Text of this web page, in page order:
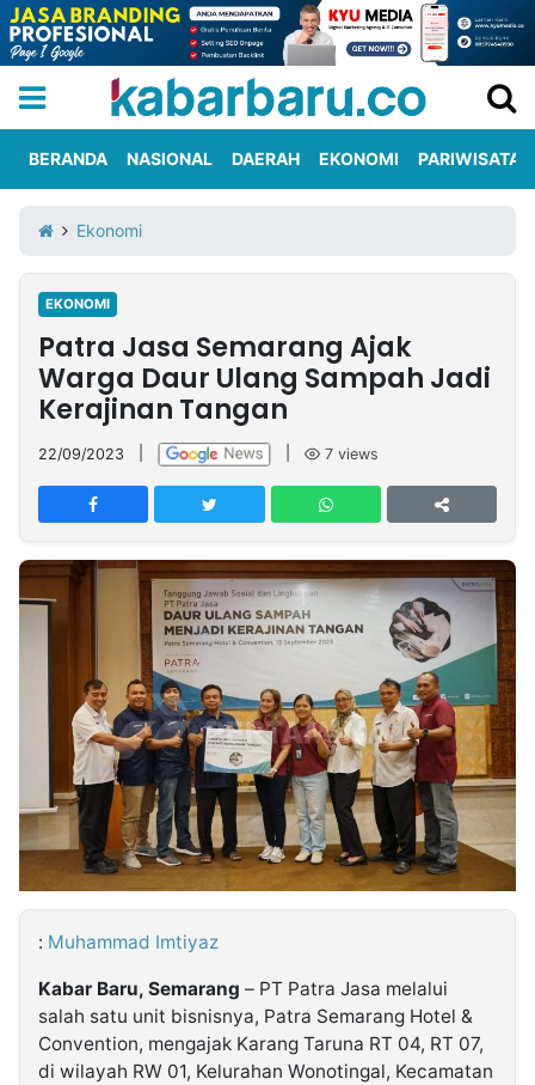
Iklan
Berita
Kami
Nasional
International
Olahraga
Entertainment
Daerah
Pariwisata
Kuliner
Kolom
Network
PT
TREETAN
INDONESIA
NTB
Time
Jogja
Rakyat
Idealita
News
Notice
Dinamikapost.com
Baru
Seedbacklink
Kabarbaru
BERANDA NASIONAL DAERAH EKONOMI PARIWISATA
Ekonomi
EKONOMI
Patra Jasa Semarang Ajak
Warga Daur Ulang Sampah Jadi
Kerajinan Tangan
22/09/2023 7 views
: Muhammad Imtiyaz
Kabar Baru, Semarang – PT Patra Jasa melalui
salah satu unit bisnisnya, Patra Semarang Hotel &
Convention, mengajak Karang Taruna RT 04, RT 07,
di wilayah RW 01, Kelurahan Wonotingal, Kecamatan